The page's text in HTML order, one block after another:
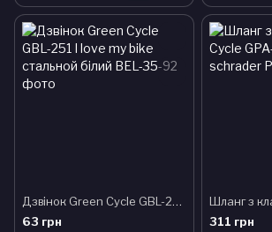
Дзвінок Green Cycle GBL-251 I love my bike cтальной білий
63 грн
311 грн